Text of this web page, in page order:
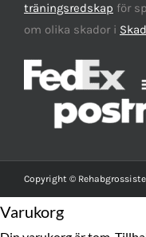
träningsredskap för
om olika skador i
Copyright ©
Varukorg